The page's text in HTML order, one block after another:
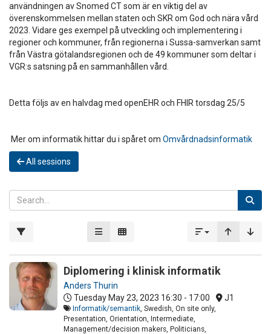
användningen av Snomed CT som är en viktig del av
överenskommelsen mellan staten och SKR om God och nära vård
2023. Vidare ges exempel på utveckling och implementering i
regioner och kommuner, från regionerna i Sussa-samverkan samt
från Västra götalandsregionen och de 49 kommuner som deltar i
VGR:s satsning på en sammanhållen vård.
Detta följs av en halvdag med openEHR och FHIR torsdag 25/5
Mer om informatik hittar du i spåret om Omvårdnadsinformatik
All sessions
Diplomering i klinisk informatik
Anders Thurin
Tuesday May 23, 2023 16:30 - 17:00 J1
Informatik/semantik , Swedish, On site only,
Presentation, Orientation, Intermediate,
Management/decision makers, Politicians,